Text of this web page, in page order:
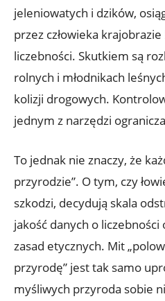
jeleniowatych i dzików,
przez człowieka
liczebności. Skutkiem są
rolnych i młodnikach
kolizji drogowych.
jednym z narzędzi
To jednak nie znaczy, że
przyrodzie”. O tym, czy
szkodzi, decydują skala
jakość danych o
zasad etycznych. Mit
przyrodę” jest tak samo
myśliwych przyroda sobie